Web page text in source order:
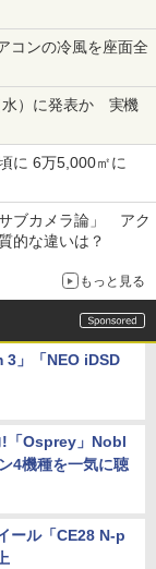
コンの冷風を座面全
水）に発表か 実機
に 6万5,000㎡に
ブカメラ論」 アク
的な違いは？
もっと見る
」「NEO iDSD
!「Osprey」Nobl
4機種を一気に聴
ール「CE28 N-p